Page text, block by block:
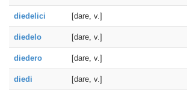
diedelici [dare, v.]
diedelo [dare, v.]
diedero [dare, v.]
diedi [dare, v.]